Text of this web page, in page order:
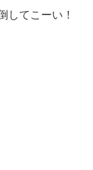
してこーい！